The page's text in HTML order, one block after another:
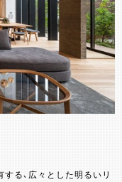
る、広々とした明るいリ